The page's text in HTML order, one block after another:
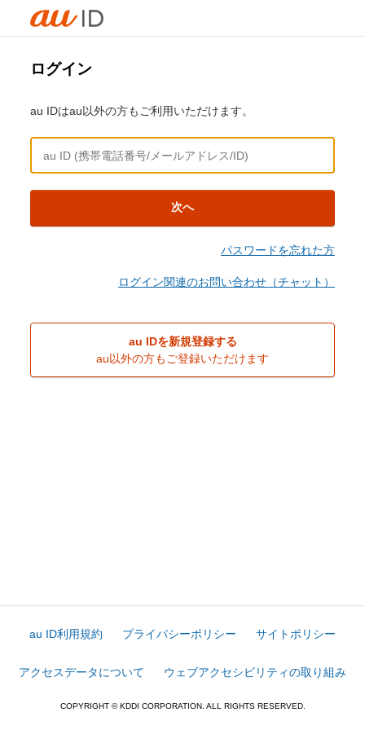
ログイン
au IDはau以外の方もご利用いただけます。
次へ
パスワードを忘れた方
ログイン関連のお問い合わせ（チャット）
au IDを新規登録する
au以外の方もご登録いただけます
au ID利用規約 プライバシーポリシー サイトポリシー
アクセスデータについて ウェブアクセシビリティの取り組み
COPYRIGHT © KDDI CORPORATION. ALL RIGHTS RESERVED.